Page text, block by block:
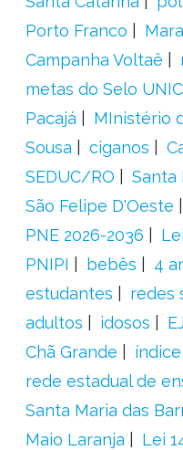
Porto Franco
Campanha Voltaê
metas do Selo
Pacajá
MInistério
Sousa
ciganos
SEDUC/RO
Santa
São Felipe D'Oeste
PNE 2026-2036
PNIPI
bebês 4
estudantes
redes
adultos
idosos
Chã Grande
rede estadual de
Santa Maria das
Maio Laranja
Lei